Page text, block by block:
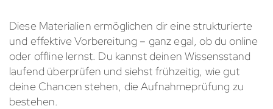
Diese Materialien ermöglichen dir eine strukturierte
und effektive Vorbereitung – ganz egal, ob du online
oder offline lernst. Du kannst deinen Wissensstand
laufend überprüfen und siehst frühzeitig, wie gut
deine Chancen stehen, die Aufnahmeprüfung zu
bestehen.